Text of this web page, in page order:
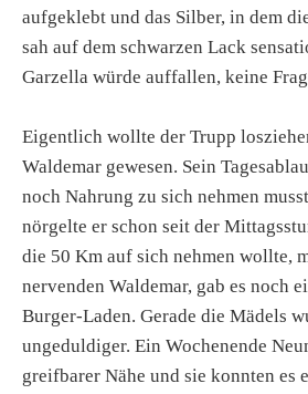
aufgeklebt und das Silber, in dem
sah auf dem schwarzen Lack
Garzella würde auffallen, keine
Eigentlich wollte der Trupp
Waldemar gewesen. Sein
noch Nahrung zu sich nehmen
nörgelte er schon seit der
die 50 Km auf sich nehmen wollte,
nervenden Waldemar, gab es noch
Burger-Laden. Gerade die Mädels
ungeduldiger. Ein Wochenende
greifbarer Nähe und sie konnten es